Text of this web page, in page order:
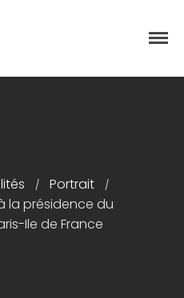
Présentation
Articles
/ Portrait /
la présidence du
Ile de France